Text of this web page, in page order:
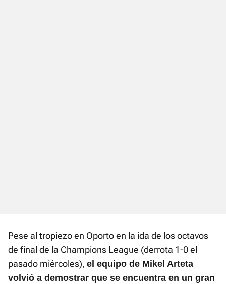
Pese al tropiezo en Oporto en la ida de los octavos
de final de la Champions League (derrota 1-0 el
pasado miércoles), el equipo de Mikel Arteta
volvió a demostrar que se encuentra en un gran